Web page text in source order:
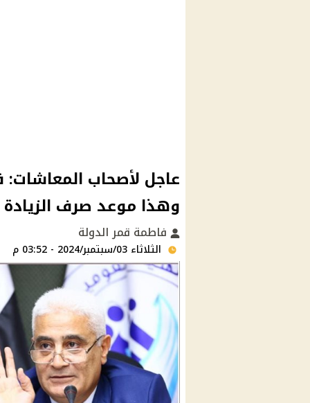
عاجل لأصحاب المعاشات:
وهذا موعد صرف الزيادة
فاطمة قمر الدولة
الثلاثاء 03/سبتمبر/2024 - 03:52 م